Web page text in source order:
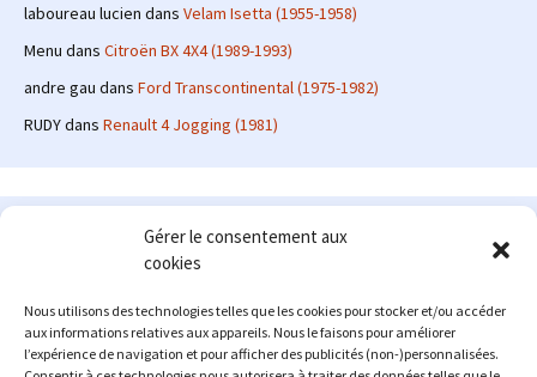
Gérer le consentement aux
cookies
Nous utilisons des technologies telles que les cookies pour stocker et/ou accéder
aux informations relatives aux appareils. Nous le faisons pour améliorer
l’expérience de navigation et pour afficher des publicités (non-)personnalisées.
laboureau lucien dans Velam Isetta (1955-1958)
Menu dans Citroën BX 4X4 (1989-1993)
andre gau dans Ford Transcontinental (1975-1982)
RUDYdans Renault 4 Jogging (1981)
Le site en quelques mots
: passionné d'automobile ancienne depuis de
nombreuses années, j'ai commencé à partager ma passion sur
internet à partir de 2009 au travers d'un blog qui a connu un relatif
succès. Fin 2013, je décide de prendre mon autonomie et me lancer